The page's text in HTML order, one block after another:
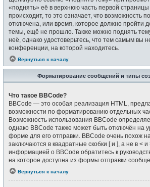
«поднять» её в верхнюю часть первой
происходит, то это означает, что возможность
отключена, или время, которое должно пройти
темы, ещё не прошло. Также можно поднять
неё, однако удостоверьтесь, что тем самым вы
конференции, на которой находитесь.
Вернуться к началу
Форматирование сообщений и типы
Что такое BBCode?
BBCode — это особая реализация HTML,
возможности по форматированию отдельных
Возможность использования BBCode
однако BBCode также может быть отключён на
форме для его отправки. BBCode очень похож
заключаются в квадратные скобки [ и ], а не в <
информацией о BBCode обратитесь к
на которое доступна из формы отправки
Вернуться к началу